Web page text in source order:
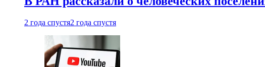
2 года спустя2 года спустя